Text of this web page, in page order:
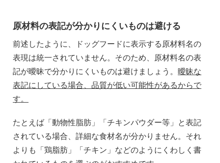
原材料の表記が分かりにくいものは避ける
前述したように、ドッグフードに表示する原材料名の
表現は統一されていません。そのため、原材料名の表
記が曖昧で分かりにくいものは避けましょう。曖昧な
表記にしている場合、品質が低い可能性があるからで
す。
たとえば「動物性脂肪」「チキンパウダー等」と表記
されている場合、詳細な食材名が分かりません。それ
よりも「鶏脂肪」「チキン」などのようにくわしく書